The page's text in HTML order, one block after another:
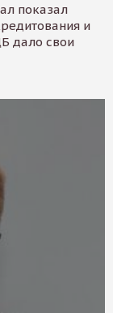
показал
и
дало свои